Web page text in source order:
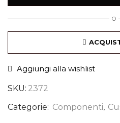
O
Aggiungi alla wishlist
SKU: 2372
Categorie: Componenti,